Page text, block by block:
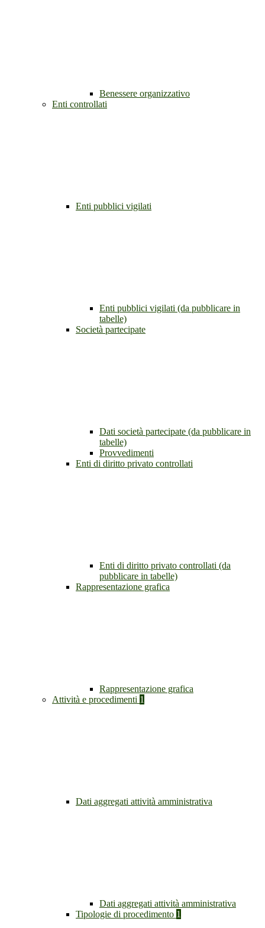
Benessere organizzativo
Enti controllati
Enti pubblici vigilati
Enti pubblici vigilati (da pubblicare in
tabelle)
Società partecipate
Dati società partecipate (da pubblicare in
tabelle)
Provvedimenti
Enti di diritto privato controllati
Enti di diritto privato controllati (da
pubblicare in tabelle)
Rappresentazione grafica
Rappresentazione grafica
Attività e procedimenti 1
Dati aggregati attività amministrativa
Dati aggregati attività amministrativa
Tipologie di procedimento 1